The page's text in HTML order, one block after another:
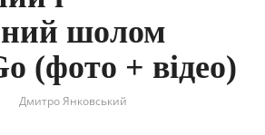
шолом
(фото + відео)
Дмитро Янковський